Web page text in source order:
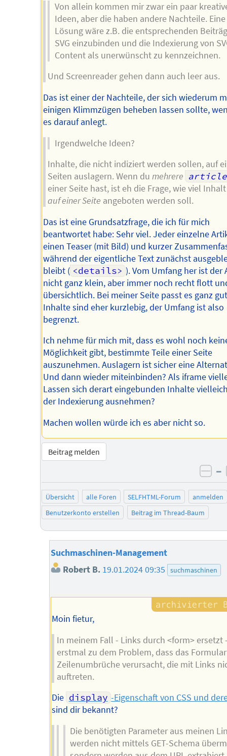
Von allein kommen mir zwar ein paar
Ideen, aber die haben andere Nachteile. Eine
Lösung wäre z.B. die entsprechenden
SVG einzubinden und die Indexierung von
Content als unerwünscht zu kennzeichnen.
Und Screenreader gehen dann auch leer aus.
Das ist einer der Nachteile, der sich wiederum
einigen Klimmzügen beheben lassen sollte,
es darauf anlegt.
Irgendwelche Ideen?
Inhalte, die nicht indiziert werden sollen, auf
Seiten auslagern. Wenn dumehrere article
einer Seite hast, ist eh die Frage, wie viel
auf einer Seite angeboten werden soll.
Das ist eine Grundsatzfrage, die ich für mich
beantwortet habe: Sehr viel. Jeder einzelne
einen Teaser (mit Bild) und kurzer
während der eigentliche Text zunächst
bleibt ( <details> ). Vom Umfang her ist der
nicht ganz klein, aber immer noch recht flott
übersichtlich. Bei meiner Seite passt es ganz
Inhalte sind eher kurzlebig, der Umfang ist also
begrenzt.
Ich nehme für mich mit, dass es wohl noch
Möglichkeit gibt, bestimmte Teile einer Seite
auszunehmen. Auslagern ist sicher eine
Und dann wieder miteinbinden? Als iframe
Lassen sich derart eingebunden Inhalte
der Indexierung ausnehmen?
Machen wollen würde ich es aber nicht so.
Beitrag melden
–
Übersicht alle Foren SELFHTML-Forum
anmelden
Benutzerkonto erstellen
Beitrag im Thread-Baum
Suchmaschinen-Management
Robert B. 19.01.2024 09:35 suchmaschinen
Moin fietur,
In meinem Fall - Links durch <form> ersetzt
erstmal zu dem Problem, dass das Formular
Zeilenumbrüche verursacht, die mit Links
auftreten.
Die display -Eigenschaft von CSS und
sind dir bekannt?
Die benötigten Parameter aus meinen
werden nicht mittels GET-Schema